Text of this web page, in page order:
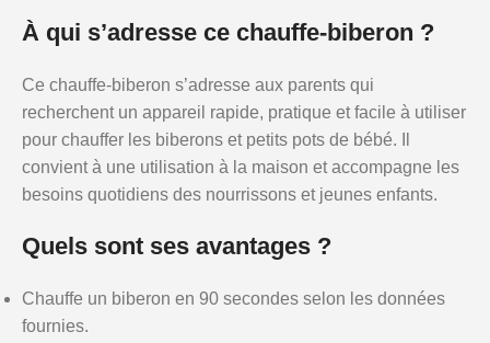
À qui s’adresse ce chauffe-biberon ?
Ce chauffe-biberon s’adresse aux parents qui
recherchent un appareil rapide, pratique et facile à utiliser
pour chauffer les biberons et petits pots de bébé. Il
convient à une utilisation à la maison et accompagne les
besoins quotidiens des nourrissons et jeunes enfants.
Quels sont ses avantages ?
Chauffe un biberon en 90 secondes selon les données
fournies.